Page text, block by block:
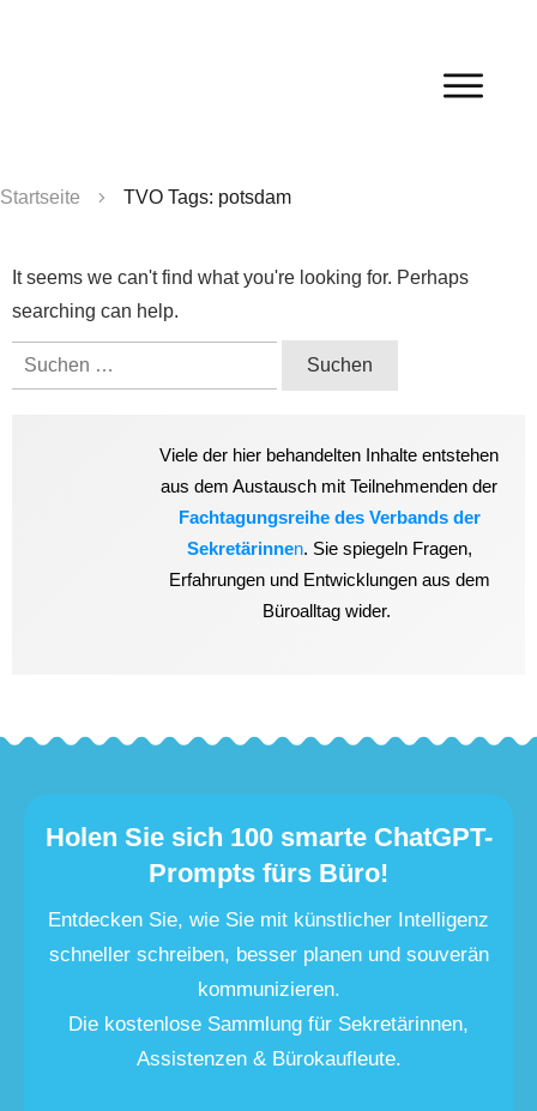
Startseite TVO Tags: potsdam
It seems we can't find what you're looking for. Perhaps
searching can help.
Suchen
Viele der hier behandelten Inhalte entstehen
aus dem Austausch mit Teilnehmenden der
Fachtagungsreihe des Verbands der
Sekretärinnen. Sie spiegeln Fragen,
Erfahrungen und Entwicklungen aus dem
Büroalltag wider.
Holen Sie sich 100 smarte ChatGPT-
Prompts fürs Büro!
Entdecken Sie, wie Sie mit künstlicher Intelligenz
schneller schreiben, besser planen und souverän
kommunizieren.
Die kostenlose Sammlung für Sekretärinnen,
Assistenzen & Bürokaufleute.